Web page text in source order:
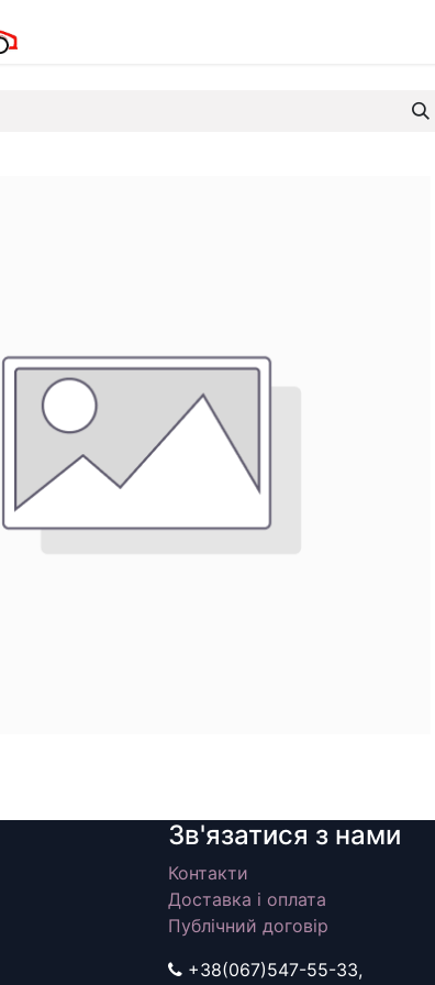
Зв'язатися з нами
Контакти
Доставка і оплата
Публічний договір
+38(067)547-55-33,